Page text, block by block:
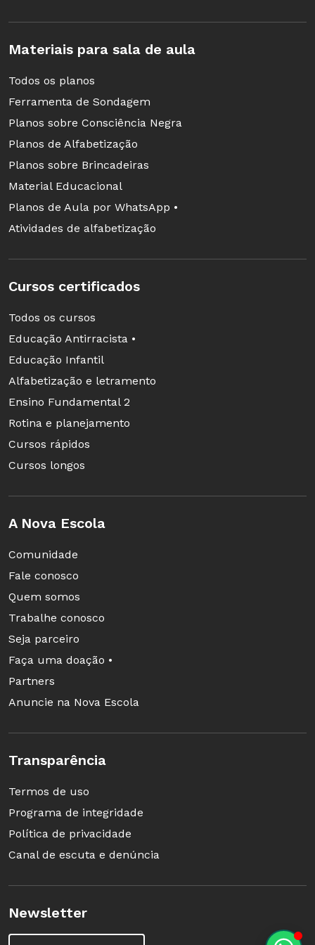
Materiais para sala de aula
Todos os planos
Ferramenta de Sondagem
Planos sobre Consciência Negra
Planos de Alfabetização
Planos sobre Brincadeiras
Material Educacional
Planos de Aula por WhatsApp •
Atividades de alfabetização
Cursos certificados
Todos os cursos
Educação Antirracista •
Educação Infantil
Alfabetização e letramento
Ensino Fundamental 2
Rotina e planejamento
Cursos rápidos
Cursos longos
A Nova Escola
Comunidade
Fale conosco
Quem somos
Trabalhe conosco
Seja parceiro
Faça uma doação •
Partners
Anuncie na Nova Escola
Transparência
Termos de uso
Programa de integridade
Política de privacidade
Canal de escuta e denúncia
Newsletter